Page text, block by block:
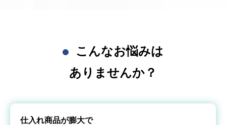
こんなお悩みは
ありませんか？
仕入れ商品が膨大で